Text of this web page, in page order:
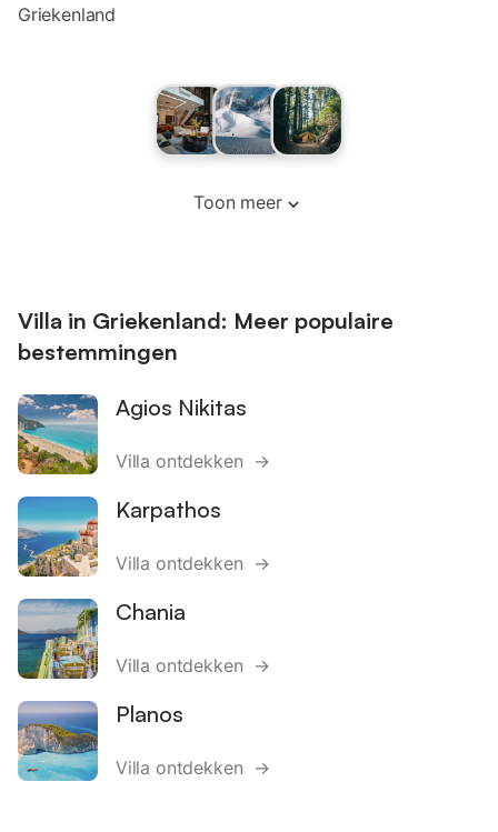
Griekenland
Toon meer
Villa in Griekenland: Meer populaire
bestemmingen
Agios Nikitas
Villa ontdekken →
Karpathos
Villa ontdekken →
Chania
Villa ontdekken →
Planos
Villa ontdekken →